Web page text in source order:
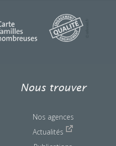
une question ?
Nous trouver
Nos agences
Actualités